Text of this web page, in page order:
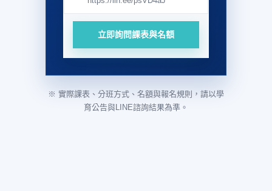
立即詢問課表與名額
※ 實際課表、分班方式、名額與報名規則，請以學
育公告與LINE諮詢結果為準。